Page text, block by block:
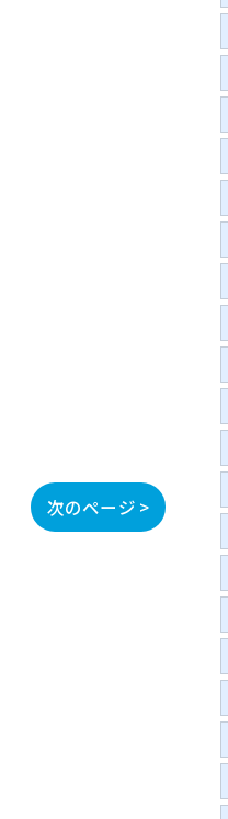
次のページ >